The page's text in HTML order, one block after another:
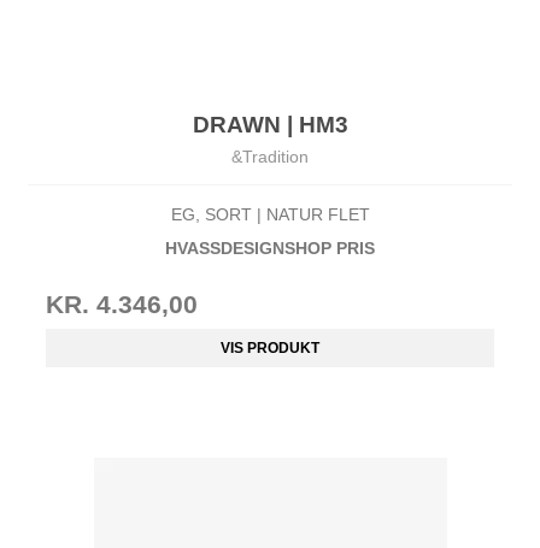
DRAWN | HM3
&Tradition
EG, SORT | NATUR FLET
HVASSDESIGNSHOP PRIS
KR. 4.346,00
VIS PRODUKT